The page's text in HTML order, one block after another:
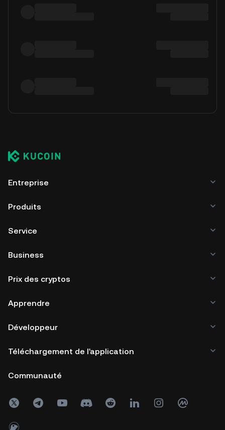
Entreprise
Produits
Service
Business
Prix des cryptos
Apprendre
Développeur
Téléchargement de l'application
Communauté